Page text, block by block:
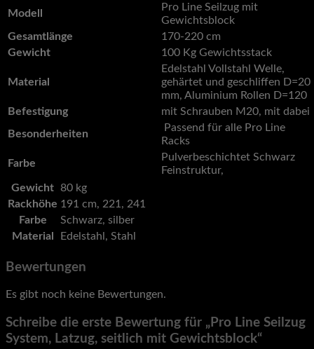
Modell
Pro Line Seilzug mit
Gewichtsblock
Gesamtlänge
170-220 cm
Gewicht
100 Kg Gewichtsstack
Material
Edelstahl Vollstahl Welle,
gehärtet und geschliffen D=20
mm, Aluminium Rollen D=120
Befestigung
mit Schrauben M20, mit dabei
Besonderheiten
Passend für alle Pro Line
Racks
Farbe
Pulverbeschichtet Schwarz
Feinstruktur,
Gewicht
80 kg
Rackhöhe 191 cm, 221, 241
Farbe
Schwarz, silber
Material
Edelstahl, Stahl
Bewertungen
Es gibt noch keine Bewertungen.
Schreibe die erste Bewertung für „Pro Line Seilzug
System, Latzug, seitlich mit Gewichtsblock“